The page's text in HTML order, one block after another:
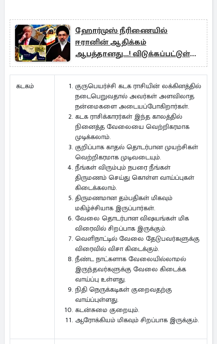
ஹோர்முஸ் நீரிணையில்
ஈரானின் ஆதிக்கம்
ஆபத்தானது...! விடுக்கப்பட்டுள்ள
எச்சரிக்கை
கடகம்
குருபெயர்ச்சி கடக ராசியின் லக்கினத்தில்
நடைபெறுவதால் அவர்கள் அளவிலாத
நன்மைகளை அடையப்போகிறார்கள்.
கடக ராசிக்காரர்கள் இந்த காலத்தில்
நினைத்த வேலையை வெற்றிகரமாக
முடிக்கலாம்.
குறிப்பாக காதல் தொடர்பான முயற்சிகள்
வெற்றிகரமாக முடிவடையும்.
நீங்கள் விரும்பும் நபரை நீங்கள்
திருமணம் செய்து கொள்ள வாய்ப்புகள்
கிடைக்கலாம்.
திருமணமான தம்பதிகள் மிகவும்
மகிழ்ச்சியாக இருப்பார்கள்.
வேலை தொடர்பான விஷயங்கள் மிக
விரைவில் சிறப்பாக இருக்கும்.
வெளிநாட்டில் வேலை தேடுபவர்களுக்கு
விரைவில் விசா கிடைக்கும்.
நீண்ட நாட்களாக வேலையில்லாமல்
இருந்தவர்களுக்கு வேலை கிடைக்க
வாய்ப்பு உள்ளது.
நிதி நெருக்கடிகள் குறைவதற்கு
வாய்ப்புள்ளது.
கடன்சுமை குறையும்.
ஆரோக்கியம் மிகவும் சிறப்பாக இருக்கும்.